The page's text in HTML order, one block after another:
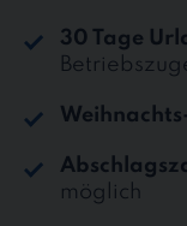
30 Tage
möglich